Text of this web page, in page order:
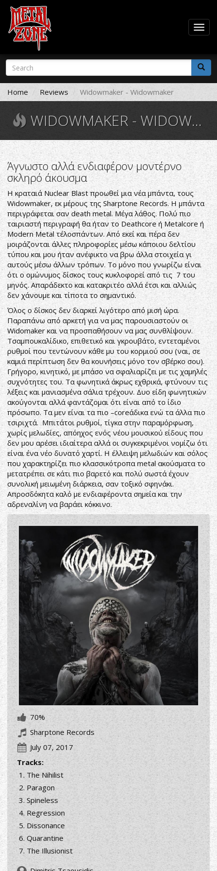
Skip
main
content
Search
form
Search
Home Reviews Widowmaker - Widowmaker
WIDOWMAKER - WIDOWMAKER
Άγνωστο αλλά ενδιαφέρον μοντέρνο
σκληρό άκουσμα
Η κραταιά Nuclear Blast προωθεί μια νέα μπάντα, τους
Widowmaker, εκ μέρους της Sharptone Records. Η μπάντα
περιγράφεται σαν death metal. Μέγα λάθος. Πολύ πιο
ταιριαστή περιγραφή θα ήταν το Deathcore ή Metalcore ή
Modern Metal τέλοσπάντων. Από εκεί και πέρα δεν
μοιράζονται άλλες πληροφορίες μέσω κάποιου δελτίου
τύπου και μου ήταν ανέφικτο να βρω άλλα στοιχεία γι
αυτούς μέσω άλλων τρόπων. Το μόνο που γνωρίζω είναι
ότι ο ομώνυμος δίσκος τους κυκλοφορεί από τις 7 του
μηνός. Απαράδεκτο και κατακριτέο αλλά έτσι και αλλιώς
δεν χάνουμε και τίποτα το σημαντικό.
Όλος ο δίσκος δεν διαρκεί λιγότερο από μισή ώρα.
Παραπάνω από αρκετή για να μας παρουσιαστούν οι
Widomaker και να προσπαθήσουν να μας συνθλίψουν.
Τσαμπουκαλίδικο, επιθετικό και γκρουβάτο, εντεταμένοι
ρυθμοί που τεντώνουν κάθε μυ του κορμιού σου (ναι, σε
καμιά περίπτωση δεν θα κουνήσεις μόνο τον σβέρκο σου).
Γρήγορο, κινητικό, με μπάσο να σφαλιαρίζει με τις χαμηλές
συχνότητες του. Τα φωνητικά άκρως εχθρικά, φτύνουν τις
λέξεις και μανιασμένα σάλια τρέχουν. Δυο είδη φωνητικών
ακούγονται αλλά φαντάζομαι ότι είναι από το ίδιο
πρόσωπο. Τα μεν είναι τα πιο –coreάδικα ενώ τα άλλα πιο
τσιριχτά. Μπιτάτοι ρυθμοί, τίγκα στην παραμόρφωση,
χωρίς μελωδίες, απόηχος ενός νέου μουσικού είδους που
δεν μου αρέσει ιδιαίτερα αλλά οι συγκεκριμένοι νομίζω ότι
είναι ένα νέο δυνατό χαρτί. Η έλλειψη μελωδιών και σόλος
που χαρακτηρίζει πιο κλασσικότροπα metal ακούσματα το
μετατρέπει σε κάτι πιο βαρετό και πολύ σωστά έχουν
συνολική μειωμένη διάρκεια, σαν τοξικό σφηνάκι.
Απροσδόκητα καλό με ενδιαφέροντα σημεία και την
αδρεναλίνη να βαράει κόκκινο.
70%
Sharptone Records
July 07, 2017
Tracks:
The Nihilist
Paragon
Spineless
Regression
Dissonance
Quarantine
The Illusionist